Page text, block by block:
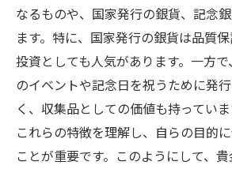
なるものや、国家発行の銀貨、記念
ます。特に、国家発行の銀貨は品質保
投資としても人気があります。一方
のイベントや記念日を祝うために発
く、収集品としての価値も持っていま
これらの特徴を理解し、自らの目的
ことが重要です。このようにして、